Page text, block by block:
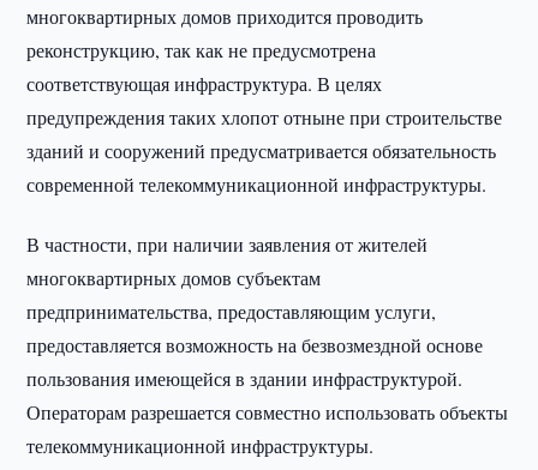
многоквартирных домов приходится проводить
реконструкцию, так как не предусмотрена
соответствующая инфраструктура. В целях
предупреждения таких хлопот отныне при строительстве
зданий и сооружений предусматривается обязательность
современной телекоммуникационной инфраструктуры.
В частности, при наличии заявления от жителей
многоквартирных домов субъектам
предпринимательства, предоставляющим услуги,
предоставляется возможность на безвозмездной основе
пользования имеющейся в здании инфраструктурой.
Операторам разрешается совместно использовать объекты
телекоммуникационной инфраструктуры.